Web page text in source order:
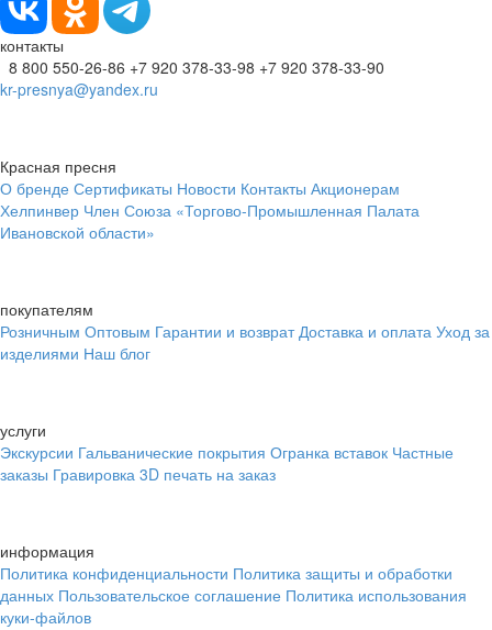
контакты
8 800 550-26-86 +7 920 378-33-98 +7 920 378-33-90
kr-presnya@yandex.ru
Красная пресня
О бренде Сертификаты Новости Контакты Акционерам
Хелпинвер Член Союза «Торгово-Промышленная Палата
Ивановской области»
покупателям
Розничным Оптовым Гарантии и возврат Доставка и оплата Уход за
изделиями Наш блог
услуги
Экскурсии Гальванические покрытия Огранка вставок Частные
заказы Гравировка 3D печать на заказ
информация
Политика конфиденциальности Политика защиты и обработки
данных Пользовательское соглашение Политика использования
куки-файлов